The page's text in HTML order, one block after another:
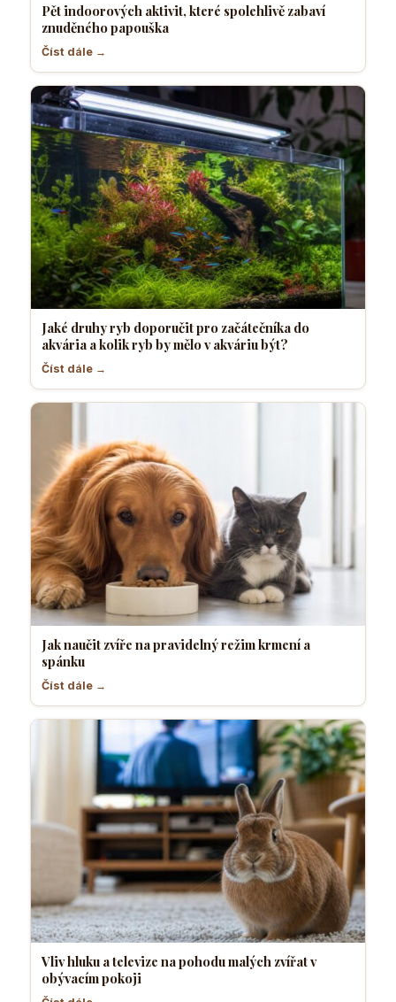
Pět indoorových aktivit, které spolehlivě zabaví
znuděného papouška
Číst dále →
Jaké druhy ryb doporučit pro začátečníka do
akvária a kolik ryb by mělo v akváriu být?
Číst dále →
Jak naučit zvíře na pravidelný režim krmení a
spánku
Číst dále →
Vliv hluku a televize na pohodu malých zvířat v
obývacím pokoji